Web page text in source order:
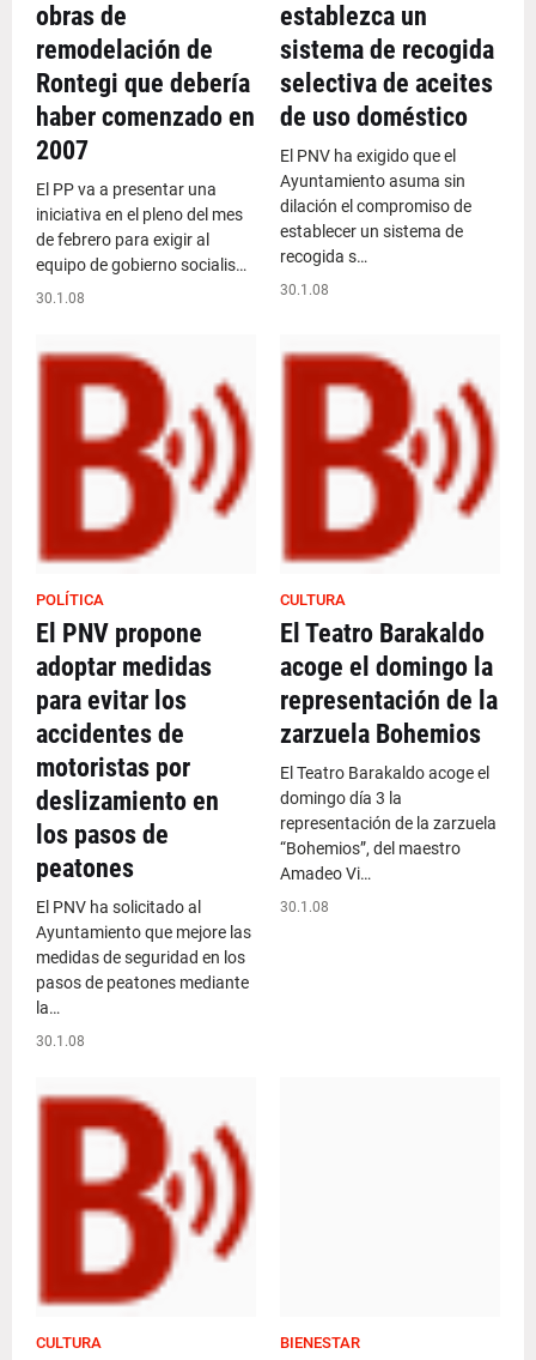
obras de
remodelación de
Rontegi que debería
haber comenzado en
2007
El PP va a presentar una
iniciativa en el pleno del mes
de febrero para exigir al
equipo de gobierno socialis…
30.1.08
establezca un
sistema de recogida
selectiva de aceites
de uso doméstico
El PNV ha exigido que el
Ayuntamiento asuma sin
dilación el compromiso de
establecer un sistema de
recogida s…
30.1.08
POLÍTICA
El PNV propone
adoptar medidas
para evitar los
accidentes de
motoristas por
deslizamiento en
los pasos de
peatones
El PNV ha solicitado al
Ayuntamiento que mejore las
medidas de seguridad en los
pasos de peatones mediante
la…
30.1.08
CULTURA
El Teatro Barakaldo
acoge el domingo la
representación de la
zarzuela Bohemios
El Teatro Barakaldo acoge el
domingo día 3 la
representación de la zarzuela
“Bohemios”, del maestro
Amadeo Vi…
30.1.08
CULTURA BIENESTAR